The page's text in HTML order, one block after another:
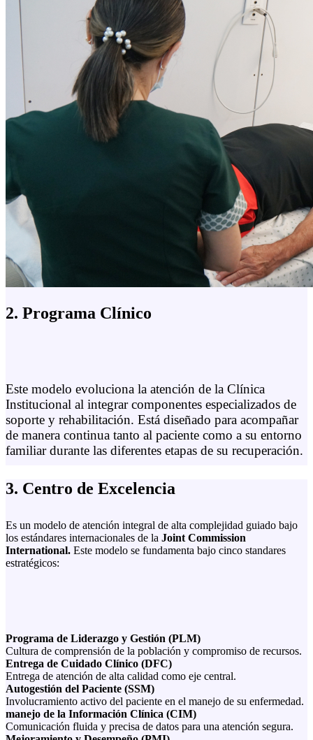
2. Programa Clínico
Este modelo evoluciona la atención de la Clínica
Institucional al integrar componentes especializados de
soporte y rehabilitación. Está diseñado para acompañar
de manera continua tanto al paciente como a su entorno
familiar durante las diferentes etapas de su recuperación.
3. Centro de Excelencia
Es un modelo de atención integral de alta complejidad guiado bajo
los estándares internacionales de la Joint Commission
International. Este modelo se fundamenta bajo cinco standares
estratégicos:
Programa de Liderazgo y Gestión (PLM)
Cultura de comprensión de la población y compromiso de recursos.
Entrega de Cuidado Clínico (DFC)
Entrega de atención de alta calidad como eje central.
Autogestión del Paciente (SSM)
Involucramiento activo del paciente en el manejo de su enfermedad.
manejo de la Información Clínica (CIM)
Comunicación fluida y precisa de datos para una atención segura.